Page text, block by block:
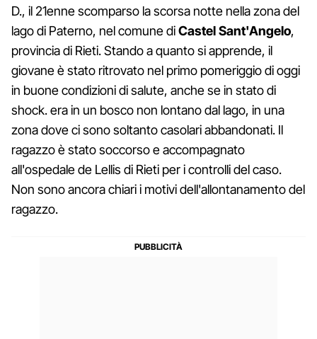
D., il 21enne scomparso la scorsa notte nella zona del
lago di Paterno, nel comune diCastel Sant'Angelo,
provincia di Rieti. Stando a quanto si apprende, il
giovane è stato ritrovato nel primo pomeriggio di oggi
in buone condizioni di salute, anche se in stato di
shock. era in un bosco non lontano dal lago, in una
zona dove ci sono soltanto casolari abbandonati. Il
ragazzo è stato soccorso e accompagnato
all'ospedale de Lellis di Rieti per i controlli del caso.
Non sono ancora chiari i motivi dell'allontanamento del
ragazzo.